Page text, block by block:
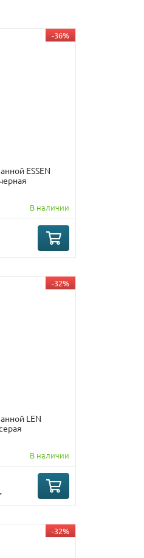
-36%
ESSEN
В наличии
-32%
LEN
В наличии
-32%